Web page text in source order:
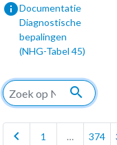
infoDocumentatie
Diagnostische
bepalingen
(NHG-Tabel 45)
search
chevron_left 1 … 374